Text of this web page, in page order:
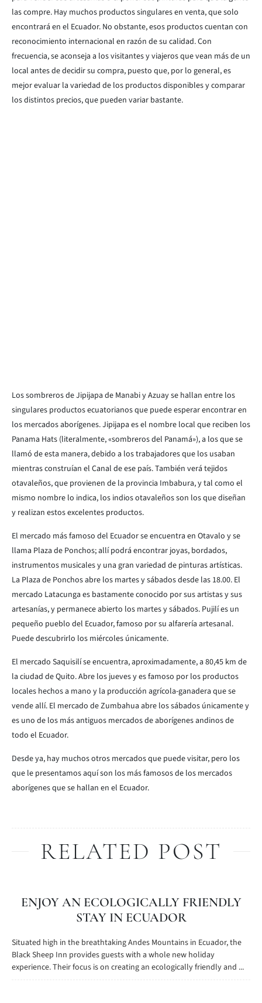
las compre. Hay muchos productos singulares en venta, que solo
encontrará en el Ecuador. No obstante, esos productos cuentan con
reconocimiento internacional en razón de su calidad. Con
frecuencia, se aconseja a los visitantes y viajeros que vean más de un
local antes de decidir su compra, puesto que, por lo general, es
mejor evaluar la variedad de los productos disponibles y comparar
los distintos precios, que pueden variar bastante.
Los sombreros de Jipijapa de Manabi y Azuay se hallan entre los
singulares productos ecuatorianos que puede esperar encontrar en
los mercados aborígenes. Jipijapa es el nombre local que reciben los
Panama Hats (literalmente, «sombreros del Panamá»), a los que se
llamó de esta manera, debido a los trabajadores que los usaban
mientras construían el Canal de ese país. También verá tejidos
otavaleños, que provienen de la provincia Imbabura, y tal como el
mismo nombre lo indica, los indios otavaleños son los que diseñan
y realizan estos excelentes productos.
El mercado más famoso del Ecuador se encuentra en Otavalo y se
llama Plaza de Ponchos; allí podrá encontrar joyas, bordados,
instrumentos musicales y una gran variedad de pinturas artísticas.
La Plaza de Ponchos abre los martes y sábados desde las 18.00. El
mercado Latacunga es bastamente conocido por sus artistas y sus
artesanías, y permanece abierto los martes y sábados. Pujilí es un
pequeño pueblo del Ecuador, famoso por su alfarería artesanal.
Puede descubrirlo los miércoles únicamente.
El mercado Saquisilí se encuentra, aproximadamente, a 80,45 km de
la ciudad de Quito. Abre los jueves y es famoso por los productos
locales hechos a mano y la producción agrícola-ganadera que se
vende allí. El mercado de Zumbahua abre los sábados únicamente y
es uno de los más antiguos mercados de aborígenes andinos de
todo el Ecuador.
Desde ya, hay muchos otros mercados que puede visitar, pero los
que le presentamos aquí son los más famosos de los mercados
aborígenes que se hallan en el Ecuador.
RELATED POST
ENJOY AN ECOLOGICALLY FRIENDLY
STAY IN ECUADOR
Situated high in the breathtaking Andes Mountains in Ecuador, the
Black Sheep Inn provides guests with a whole new holiday
experience. Their focus is on creating an ecologically friendly and ...